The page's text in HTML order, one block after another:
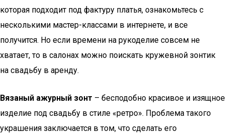
которая подходит под фактуру платья, ознакомьтесь с
несколькими мастер-классами в интернете, и все
получится. Но если времени на рукоделие совсем не
хватает, то в салонах можно поискать кружевной зонтик
на свадьбу в аренду.
Вязаный ажурный зонт – бесподобно красивое и изящное
изделие под свадьбу в стиле «ретро». Проблема такого
украшения заключается в том, что сделать его